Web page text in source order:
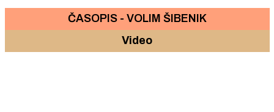
ČASOPIS - VOLIM ŠIBENIK
Video